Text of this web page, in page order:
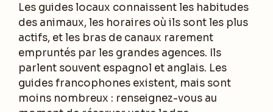
Les guides locaux connaissent les habitudes
des animaux, les horaires où ils sont les plus
actifs, et les bras de canaux rarement
empruntés par les grandes agences. Ils
parlent souvent espagnol et anglais. Les
guides francophones existent, mais sont
moins nombreux : renseignez-vous au